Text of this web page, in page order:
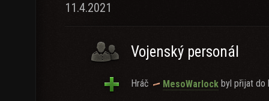
11.4.2021
Vojenský personál
Hráč MesoWarlock byl přijat do